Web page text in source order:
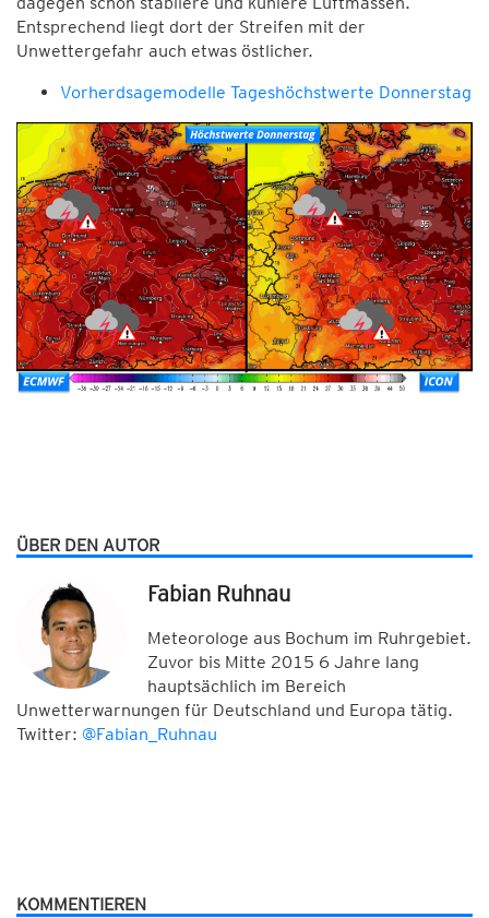
Entsprechend liegt dort der Streifen mit der
Unwettergefahr auch etwas östlicher.
Vorherdsagemodelle Tageshöchstwerte Donnerstag
ÜBER DEN AUTOR
Fabian Ruhnau
Meteorologe aus Bochum im Ruhrgebiet.
Zuvor bis Mitte 2015 6 Jahre lang
hauptsächlich im Bereich
Unwetterwarnungen für Deutschland und Europa tätig.
Twitter: @Fabian_Ruhnau
KOMMENTIEREN